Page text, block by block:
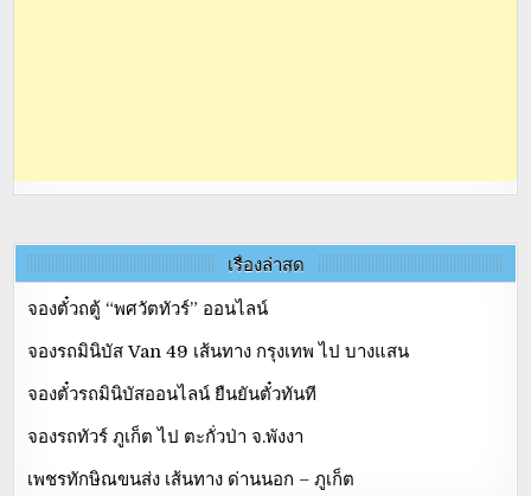
เรื่องล่าสุด
จองตั๋วถตู้ “พศวัตทัวร์” ออนไลน์
จองรถมินิบัส Van 49 เส้นทาง กรุงเทพ ไป บางแสน
จองตั๋วรถมินิบัสออนไลน์ ยืนยันตั๋วทันที
จองรถทัวร์ ภูเก็ต ไป ตะกั่วป่า จ.พังงา
เพชรทักษิณขนส่ง เส้นทาง ด่านนอก – ภูเก็ต